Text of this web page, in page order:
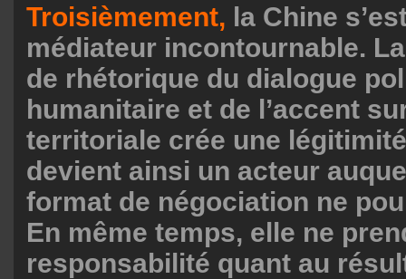
Troisièmement, la Chine
médiateur incontournable.
de rhétorique du dialogue
humanitaire et de l’accent
territoriale crée une
devient ainsi un acteur
format de négociation ne
En même temps, elle ne
responsabilité quant au